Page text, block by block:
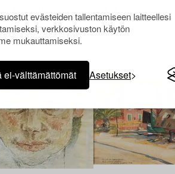
evästeiden tallentamiseen laitteellesi
verkkosivuston käytön
mukauttamiseksi.
ei-välttämättömät Asetukset
kohteita